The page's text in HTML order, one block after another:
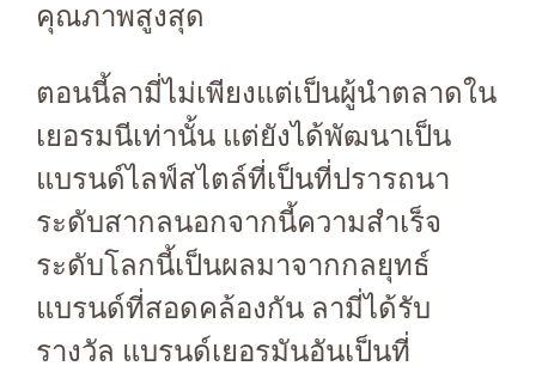
คุณภาพสูงสุด
ตอนนี้ลามี่ไม่เพียงแต่เป็นผู้นำตลาดใน
เยอรมนีเท่านั้น แต่ยังได้พัฒนาเป็น
แบรนด์ไลฟ์สไตล์ที่เป็นที่ปรารถนา
ระดับสากลนอกจากนี้ความสำเร็จ
ระดับโลกนี้เป็นผลมาจากกลยุทธ์
แบรนด์ที่สอดคล้องกัน ลามี่ได้รับ
รางวัล แบรนด์เยอรมันอันเป็นที่